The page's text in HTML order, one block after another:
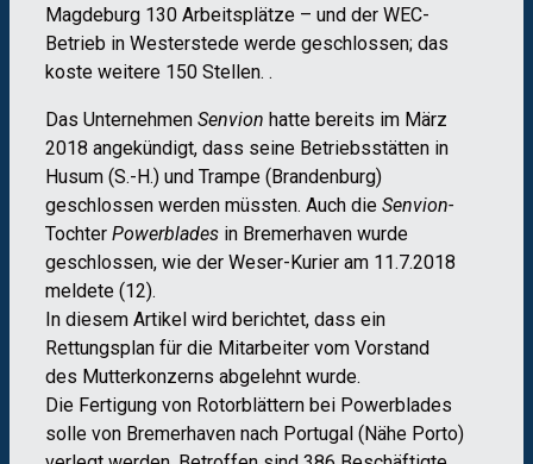
Magdeburg 130 Arbeitsplätze – und der WEC-
Betrieb in Westerstede werde geschlossen; das
koste weitere 150 Stellen. .
Das Unternehmen Senvion hatte bereits im März
2018 angekündigt, dass seine Betriebsstätten in
Husum (S.-H.) und Trampe (Brandenburg)
geschlossen werden müssten. Auch die Senvion-
Tochter Powerblades in Bremerhaven wurde
geschlossen, wie der Weser-Kurier am 11.7.2018
meldete (12).
In diesem Artikel wird berichtet, dass ein
Rettungsplan für die Mitarbeiter vom Vorstand
des Mutterkonzerns abgelehnt wurde.
Die Fertigung von Rotorblättern bei Powerblades
solle von Bremerhaven nach Portugal (Nähe Porto)